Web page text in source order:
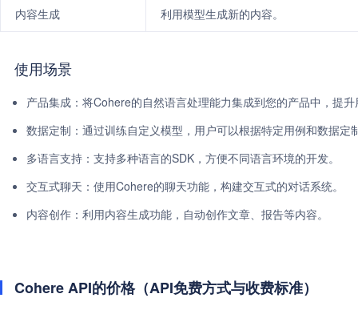
内容生成 利用模型生成新的内容。
使用场景
产品集成：将Cohere的自然语言处理能力集成到您的产品中，提
数据定制：通过训练自定义模型，用户可以根据特定用例和数据定
多语言支持：支持多种语言的SDK，方便不同语言环境的开发。
交互式聊天：使用Cohere的聊天功能，构建交互式的对话系统。
内容创作：利用内容生成功能，自动创作文章、报告等内容。
Cohere API的价格（API免费方式与收费标准）